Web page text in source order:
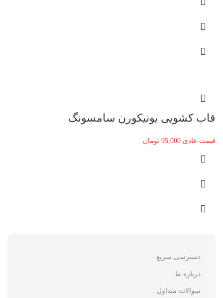
قاب کشویی یونیکورن سامسونگ
قیمت عادی 95,000 تومان
دسترسی سریع
درباره ما
سوالات متداول